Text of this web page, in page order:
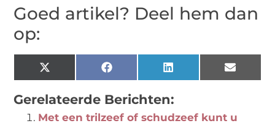
Goed artikel? Deel hem dan
op:
X
(Twitter)
Facebook LinkedIn Email
Gerelateerde Berichten:
Met een trilzeef of schudzeef kunt u